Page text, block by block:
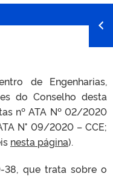
de Engenharias,
do Conselho desta
nº ATA Nº 02/2020
N° 09/2020 – CCE;
nesta página).
38, que trata sobre o